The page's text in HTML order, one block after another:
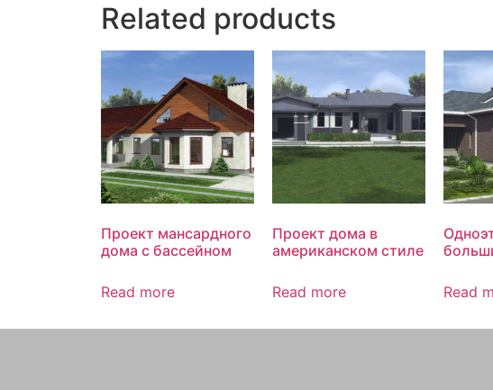
Related products
Проект мансардного
дома с бассейном
Read more
Проект дома в
американском стиле
Read more Read